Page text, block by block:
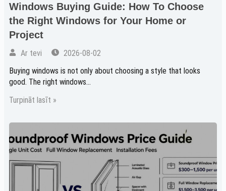
Windows Buying Guide: How To Choose
the Right Windows for Your Home or
Project
Ar tevi
2026-08-02
Buying windows is not only about choosing a style that looks
good. The right windows...
Turpināt lasīt »